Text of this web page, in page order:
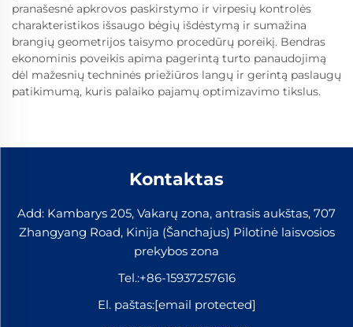
pranašesnė apkrovos paskirstymo ir virpesių kontrolės
charakteristikos išsaugo bėgių išdėstymą ir sumažina
brangių geometrijos taisymo procedūrų poreikį. Bendras
ekonominis poveikis apima pagerintą turto panaudojimą
dėl mažesnių techninės priežiūros langų ir gerintą paslaugų
patikimumą, kuris palaiko pajamų optimizavimo tikslus.
Kontaktas
Add: Kambarys 205, Vakarų zona, antrasis aukštas, 707
Zhangyang Road, Kinija (Šanchajus) Pilotinė laisvosios
prekybos zona
Tel.:+86-15937257616
El. paštas:[email protected]